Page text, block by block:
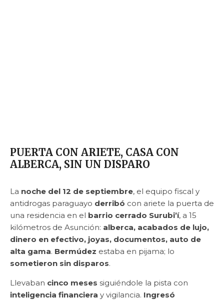
PUERTA CON ARIETE, CASA CON
ALBERCA, SIN UN DISPARO
La noche del 12 de septiembre, el equipo fiscal y
antidrogas paraguayo derribó con ariete la puerta de
una residencia en el barrio cerrado Surubi’í, a 15
kilómetros de Asunción: alberca, acabados de lujo,
dinero en efectivo, joyas, documentos, auto de
alta gama. Bermúdez estaba en pijama; lo
sometieron sin disparos.
Llevaban cinco meses siguiéndole la pista con
inteligencia financiera y vigilancia. Ingresó